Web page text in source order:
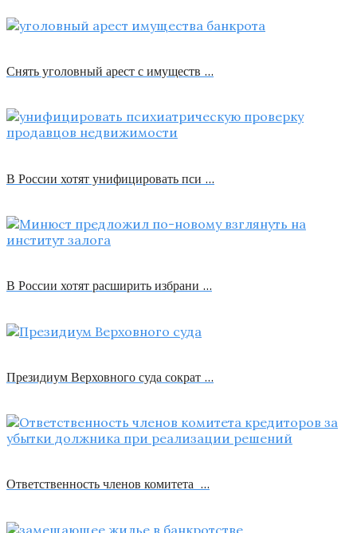
Снять уголовный арест с имуществ …
В России хотят унифицировать пси …
В России хотят расширить избрани …
Президиум Верховного суда сократ …
Ответственность членов комитета …